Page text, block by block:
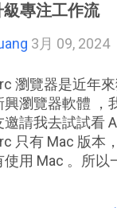
專注工作流
3月 09, 2024
瀏覽器是近年
興瀏覽器軟體 ，
邀請我去試試看
只有 Mac 版本
使用 Mac 。所以